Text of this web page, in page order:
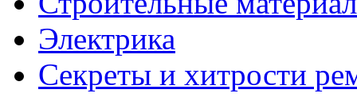
Электрика
Секреты и хитрости